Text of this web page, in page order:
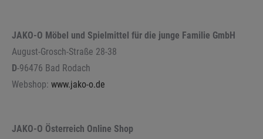
JAKO-O Möbel und Spielmittel für die junge Familie GmbH
August-Grosch-Straße 28-38
D-96476 Bad Rodach
Webshop: www.jako-o.de
JAKO-O Österreich Online Shop